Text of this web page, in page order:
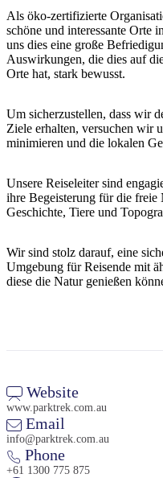
Sign
up
Als öko-zertifizierte
schöne und interessante Orte
uns dies eine große
Auswirkungen, die dies auf
Orte hat, stark bewusst.
Um sicherzustellen, dass wir
Ziele erhalten, versuchen wir
minimieren und die lokalen
Unsere Reiseleiter sind
ihre Begeisterung für die
Geschichte, Tiere und
Wir sind stolz darauf, eine
Umgebung für Reisende mit
diese die Natur genießen
Website
www.parktrek.com.au
Email
info@parktrek.com.au
Phone
+61 1300 775 875